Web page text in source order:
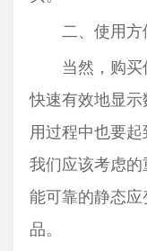
二、使用方
当然，购买
快速有效地显
用过程中也要
我们应该考虑
能可靠的静态
品。